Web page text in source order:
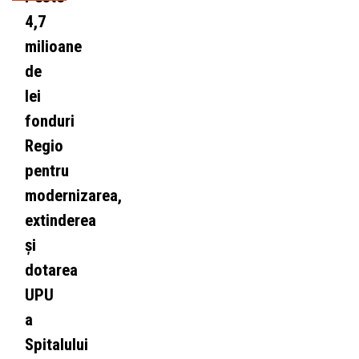
4,7
milioane
de
lei
fonduri
Regio
pentru
modernizarea,
extinderea
și
dotarea
UPU
a
Spitalului